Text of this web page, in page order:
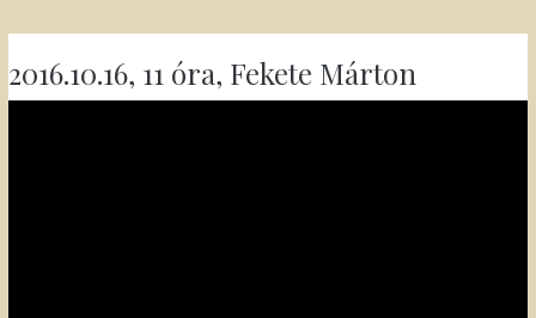
2016.10.16, 11 óra, Fekete Márton